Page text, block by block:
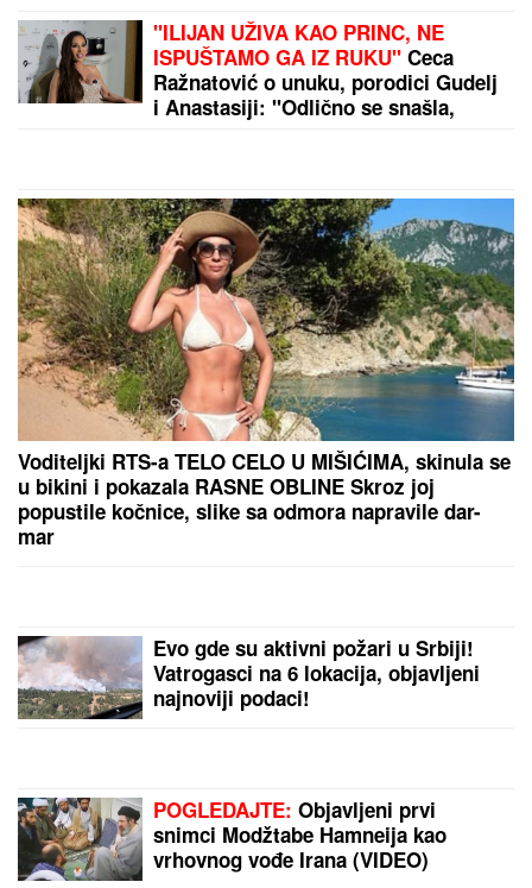
Vic dana: Švaba na proputovanju kroz Srbiju
doživeo saobraćajku u blizini Pirota...
Radnički Kragujevac razbio Zemun u
"prijateljskom derbiju": Gol dao i